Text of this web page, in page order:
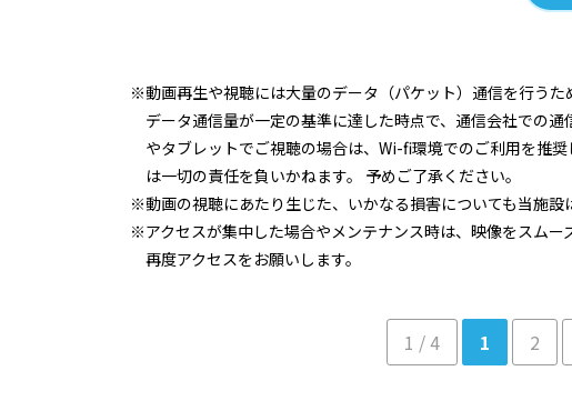
※動画再生や視聴には大量のデータ（パケット）通信を行うた
データ通信量が一定の基準に達した時点で、通信会社での
やタブレットでご視聴の場合は、Wi-fi環境でのご利用を推
は一切の責任を負いかねます。 予めご了承ください。
※動画の視聴にあたり生じた、いかなる損害についても当施設
※アクセスが集中した場合やメンテナンス時は、映像をスム
再度アクセスをお願いします。
1 / 4 1 2